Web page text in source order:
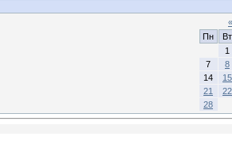
«
Пн
Вт
1
7
8
14
15
21
22
28